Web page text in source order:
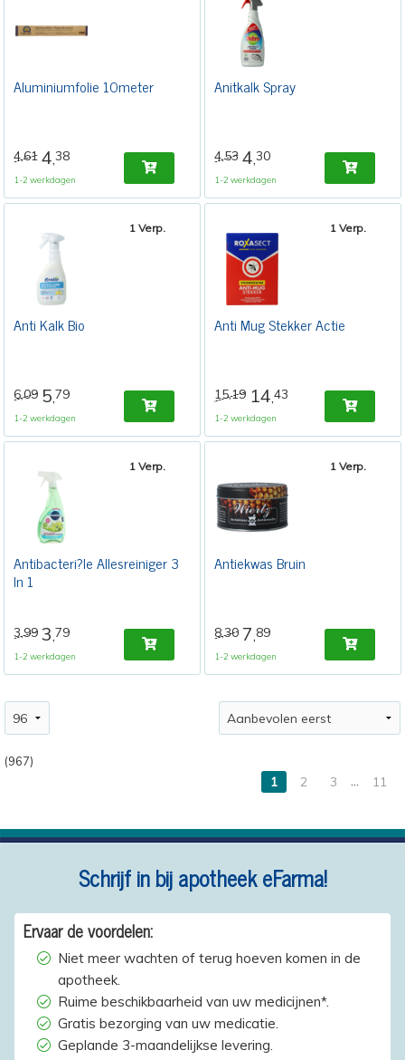
Aluminiumfolie 10meter
4,61 4,38
1-2 werkdagen
Anitkalk Spray
4,53 4,30
1-2 werkdagen
1 Verp.
Anti Kalk Bio
6,09 5,79
1-2 werkdagen
1 Verp.
Anti Mug Stekker Actie
15,19 14,43
1-2 werkdagen
1 Verp.
Antibacteri?le Allesreiniger 3
In 1
3,99 3,79
1-2 werkdagen
1 Verp.
Antiekwas Bruin
8,30 7,89
1-2 werkdagen
(967)
1 2 3 … 11
Schrijf in bij apotheek eFarma!
Ervaar de voordelen:
Niet meer wachten of terug hoeven komen in de
apotheek.
Ruime beschikbaarheid van uw medicijnen*.
Gratis bezorging van uw medicatie.
Geplande 3-maandelijkse levering.